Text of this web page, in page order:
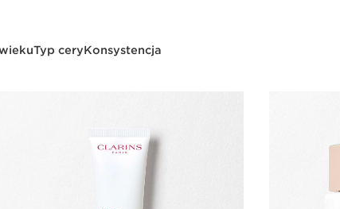
Typ ceryKonsystencja